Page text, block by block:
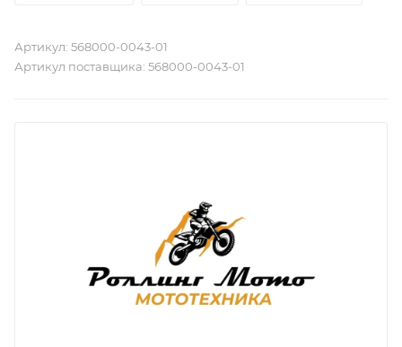
Артикул: 568000-0043-01
Артикул поставщика: 568000-0043-01